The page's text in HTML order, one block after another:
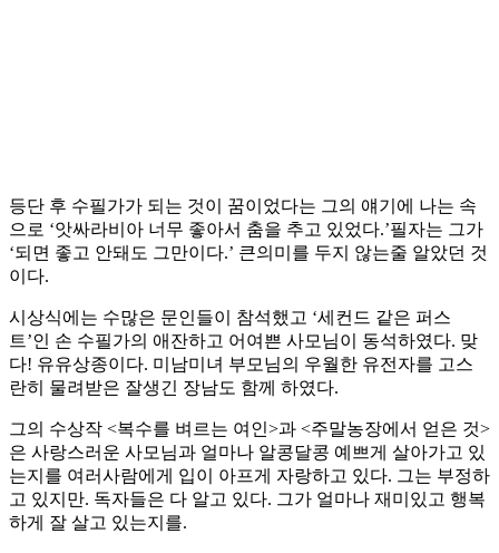
등단 후 수필가가 되는 것이 꿈이었다는 그의 얘기에 나는 속
으로 ‘앗싸라비아 너무 좋아서 춤을 추고 있었다.’필자는 그가
‘되면 좋고 안돼도 그만이다.’ 큰의미를 두지 않는줄 알았던 것
이다.
시상식에는 수많은 문인들이 참석했고 ‘세컨드 같은 퍼스
트’인 손 수필가의 애잔하고 어여쁜 사모님이 동석하였다. 맞
다! 유유상종이다. 미남미녀 부모님의 우월한 유전자를 고스
란히 물려받은 잘생긴 장남도 함께 하였다.
그의 수상작 <복수를 벼르는 여인>과 <주말농장에서 얻은 것>
은 사랑스러운 사모님과 얼마나 알콩달콩 예쁘게 살아가고 있
는지를 여러사람에게 입이 아프게 자랑하고 있다. 그는 부정하
고 있지만. 독자들은 다 알고 있다. 그가 얼마나 재미있고 행복
하게 잘 살고 있는지를.